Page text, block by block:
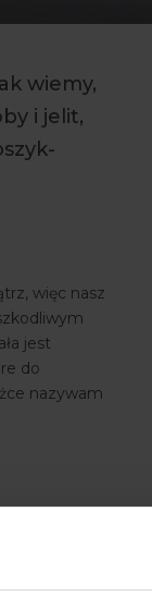
wiemy,
i jelit,
więc nasz
jest
do
nazywam
niezdrowy
się – to my
mogą